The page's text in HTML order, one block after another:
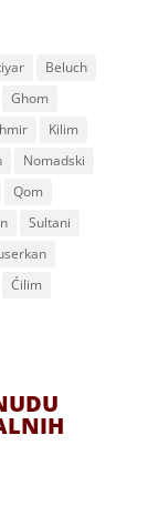
Beluch
Ghom
Kilim
Nomadski
Qom
Sultani
Ćilim